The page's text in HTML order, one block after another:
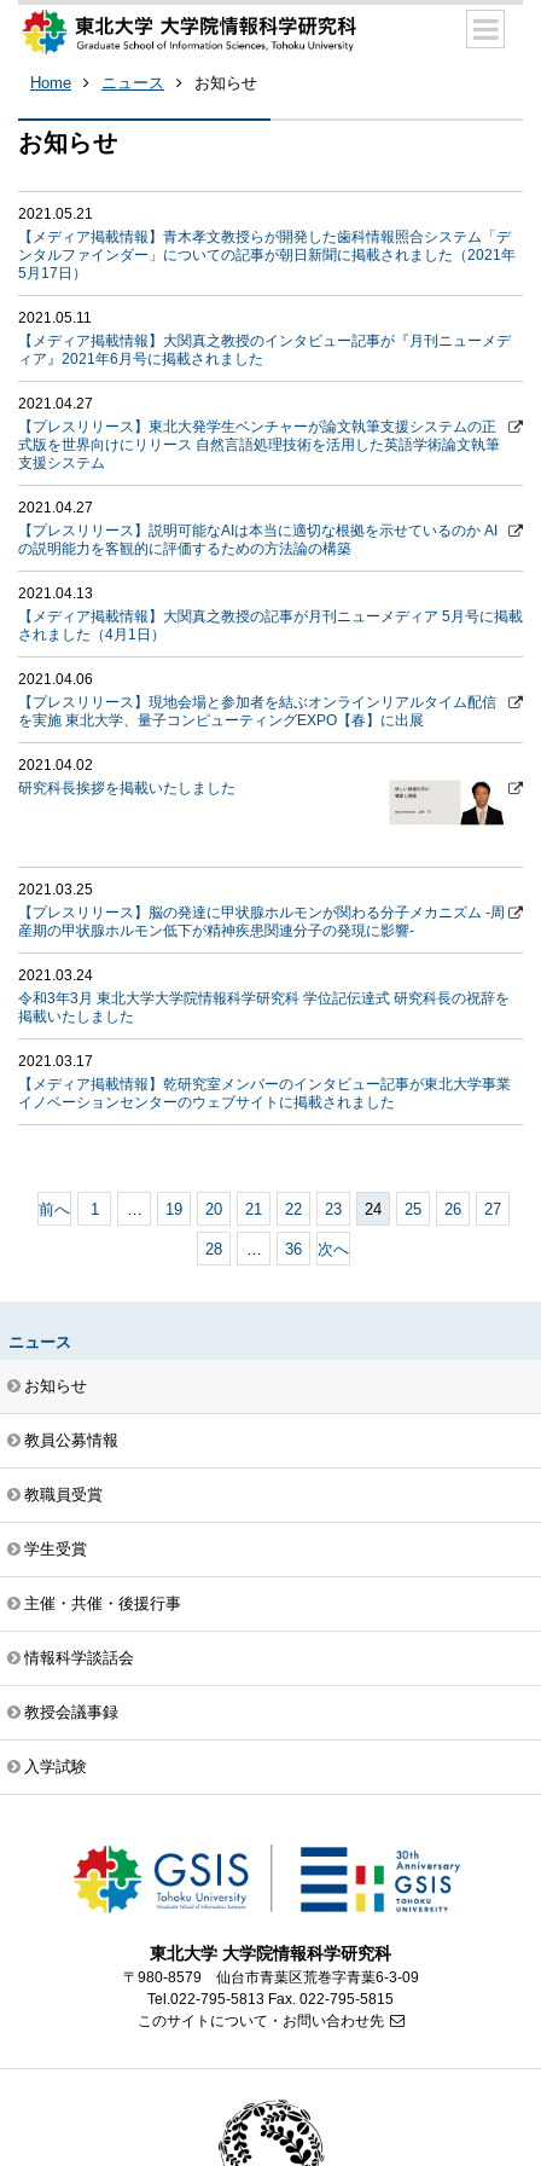
Home ニュース お知らせ
お知らせ
2021.05.21
【メディア掲載情報】青木孝文教授らが開発した歯科情報照合システム「デ
ンタルファインダー」についての記事が朝日新聞に掲載されました（2021年
5月17日）
2021.05.11
【メディア掲載情報】大関真之教授のインタビュー記事が『月刊ニューメデ
ィア』2021年6月号に掲載されました
2021.04.27
【プレスリリース】東北大発学生ベンチャーが論文執筆支援システムの正
式版を世界向けにリリース 自然言語処理技術を活用した英語学術論文執筆
支援システム
2021.04.27
【プレスリリース】説明可能なAIは本当に適切な根拠を示せているのか AI
の説明能力を客観的に評価するための方法論の構築
2021.04.13
【メディア掲載情報】大関真之教授の記事が月刊ニューメディア 5月号に掲載
されました（4月1日）
2021.04.06
【プレスリリース】現地会場と参加者を結ぶオンラインリアルタイム配信
を実施 東北大学、量子コンピューティングEXPO【春】に出展
2021.04.02
研究科長挨拶を掲載いたしました
2021.03.25
【プレスリリース】脳の発達に甲状腺ホルモンが関わる分子メカニズム -周
産期の甲状腺ホルモン低下が精神疾患関連分子の発現に影響-
2021.03.24
令和3年3月 東北大学大学院情報科学研究科 学位記伝達式 研究科長の祝辞を
掲載いたしました
2021.03.17
【メディア掲載情報】乾研究室メンバーのインタビュー記事が東北大学事業
イノベーションセンターのウェブサイトに掲載されました
前へ 1 … 19 20 21 22 23 24 25 26 27
28 … 36 次へ
ニュース
お知らせ
教員公募情報
教職員受賞
学生受賞
主催・共催・後援行事
情報科学談話会
教授会議事録
入学試験
東北大学 大学院情報科学研究科
〒980-8579 仙台市青葉区荒巻字青葉6-3-09
Tel.022-795-5813 Fax. 022-795-5815
このサイトについて・お問い合わせ先